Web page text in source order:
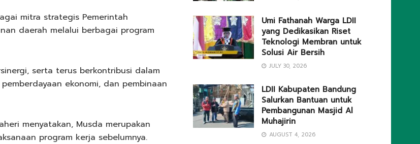
mitra strategis Pemerintah
daerah melalui berbagai program
serta terus berkontribusi dalam
ekonomi, dan pembinaan
menyatakan, Musda merupakan
program kerja sebelumnya.
Umi Fathanah Warga LDII
yang Dedikasikan Riset
Teknologi Membran untuk
Solusi Air Bersih
JULY 30, 2026
LDII Kabupaten Bandung
Salurkan Bantuan untuk
Pembangunan Masjid Al
Muhajirin
AUGUST 4, 2026